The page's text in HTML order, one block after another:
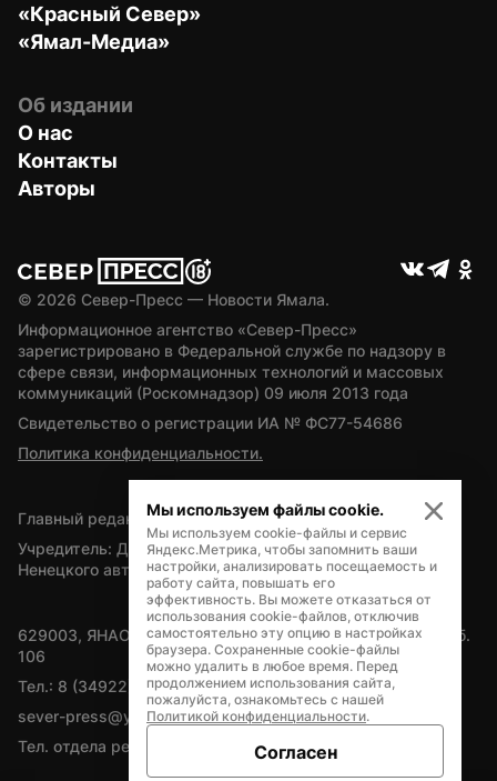
«Красный Север»
«Ямал-Медиа»
Об издании
О нас
Контакты
Авторы
© 2026 Север-Пресс — Новости Ямала.
Информационное агентство «Север-Пресс»
зарегистрировано в Федеральной службе по надзору в
сфере связи, информационных технологий и массовых
коммуникаций (Роскомнадзор) 09 июля 2013 года
Свидетельство о регистрации ИА № ФС77-54686
Политика конфиденциальности.
Главный редактор — А.Л. Поздеев
Учредитель: Департамент внутренней политики Ямало-
Ненецкого автономного округа
629003, ЯНАО, Салехард, мкр. Богдана Кнунянца, д.1, каб.
106
Тел.: 8 (34922) 71262
sever-press@yamal-media.ru
Тел. отдела рекламы: 8 (34922) 42728
Мы используем файлы cookie.
Мы используем cookie-файлы и сервис
Яндекс.Метрика, чтобы запомнить ваши
настройки, анализировать посещаемость и
работу сайта, повышать его
эффективность. Вы можете отказаться от
использования cookie-файлов, отключив
самостоятельно эту опцию в настройках
браузера. Сохраненные cookie-файлы
можно удалить в любое время. Перед
продолжением использования сайта,
пожалуйста, ознакомьтесь с нашей
Политикой конфиденциальности.
Согласен